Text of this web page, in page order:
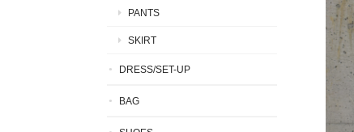
PANTS
SKIRT
DRESS/SET-UP
BAG